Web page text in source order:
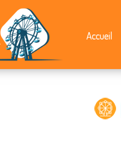
Accueil